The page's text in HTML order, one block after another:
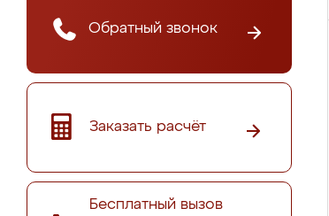
Обратный звонок
Заказать расчёт
Бесплатный вызов